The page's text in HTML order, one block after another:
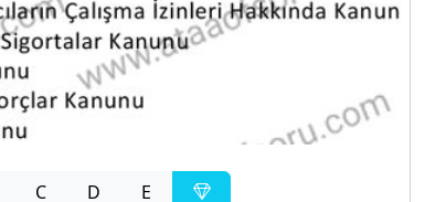
C D E